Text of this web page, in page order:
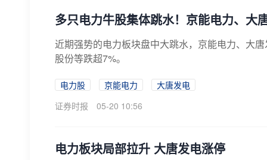
多只电力牛股集体跳水！京能电力、大
近期强势的电力板块盘中大跳水，京能电力、大
股份等跌超7%。
电力股 京能电力
大唐发电
证券时报
05-20 10:56
电力板块局部拉升 大唐发电涨停